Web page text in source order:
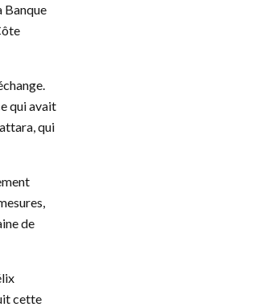
Banque
qui avait
qui
de
cette